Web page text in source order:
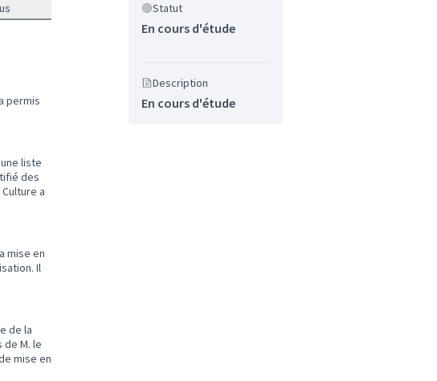
permis
liste
des
a
mise en
Il
de la
M. le
mise en
Statut
En cours d'étude
Description
En cours d'étude